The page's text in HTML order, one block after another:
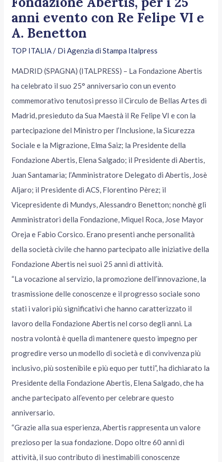
anni evento con Re Felipe VI e
A. Benetton
TOP ITALIA/ DiAgenzia di Stampa Italpress
MADRID (SPAGNA) (ITALPRESS) – La Fondazione Abertis
ha celebrato il suo 25° anniversario con un evento
commemorativo tenutosi presso il Cìrculo de Bellas Artes di
Madrid, presieduto da Sua Maestà il Re Felipe VI e con la
partecipazione del Ministro per l’Inclusione, la Sicurezza
Sociale e la Migrazione, Elma Saiz; la Presidente della
Fondazione Abertis, Elena Salgado; il Presidente di Abertis,
Juan Santamarìa; l’Amministratore Delegato di Abertis, Josè
Aljaro; il Presidente di ACS, Florentino Pèrez; il
Vicepresidente di Mundys, Alessandro Benetton; nonchè gli
Amministratori della Fondazione, Miquel Roca, Jose Mayor
Oreja e Fabio Corsico. Erano presenti anche personalità
della società civile che hanno partecipato alle iniziative della
Fondazione Abertis nei suoi 25 anni di attività.
“La vocazione al servizio, la promozione dell’innovazione, la
trasmissione delle conoscenze e il progresso sociale sono
stati i valori più significativi che hanno caratterizzato il
lavoro della Fondazione Abertis nel corso degli anni. La
nostra volontà è quella di mantenere questo impegno per
progredire verso un modello di società e di convivenza più
inclusivo, più sostenibile e più equo per tutti”, ha dichiarato la
Presidente della Fondazione Abertis, Elena Salgado, che ha
anche partecipato all’evento per celebrare questo
anniversario.
“Grazie alla sua esperienza, Abertis rappresenta un valore
prezioso per la sua fondazione. Dopo oltre 60 anni di
attività, il suo contributo di inestimabili conoscenze